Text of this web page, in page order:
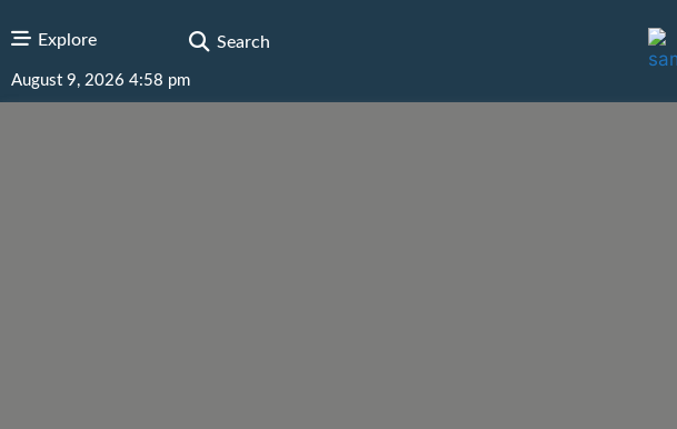
Explore Search
August 9, 2026 4:58 pm